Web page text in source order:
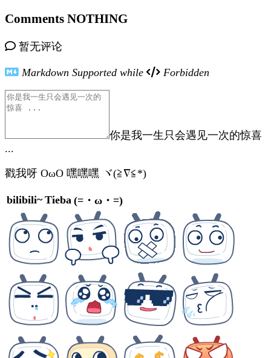
Comments NOTHING
暂无评论
Markdown Supported while Forbidden
你是我一生只会遇见一次的惊喜
...
戳我呀 OωO 嘿嘿嘿 ヾ(≧∇≦*)ゝ
bilibili~ Tieba (=・ω・=)